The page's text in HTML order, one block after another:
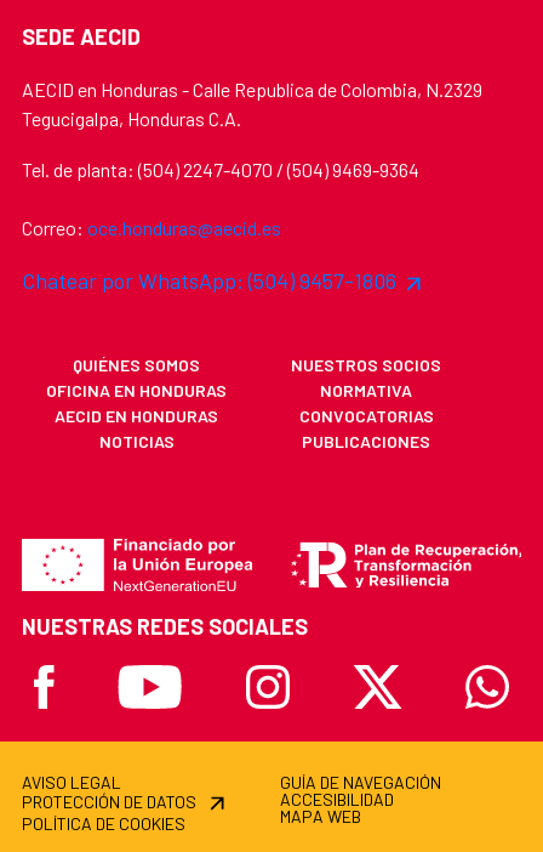
SEDE AECID
AECID en Honduras - Calle Republica de Colombia, N.2329
Tegucigalpa, Honduras C.A.
Tel. de planta: (504) 2247-4070 / (504) 9469-9364
Correo: oce.honduras@aecid.es
Chatear por WhatsApp: (504) 9457-1806
QUIÉNES SOMOS
NUESTROS SOCIOS
OFICINA EN HONDURAS
NORMATIVA
AECID EN HONDURAS
CONVOCATORIAS
NOTICIAS
PUBLICACIONES
NUESTRAS REDES SOCIALES
FacebookYoutube Instagram X
AVISO LEGAL
PROTECCIÓN DE DATOS
POLÍTICA DE COOKIES
GUÍA DE NAVEGACIÓN
ACCESIBILIDAD
MAPA WEB